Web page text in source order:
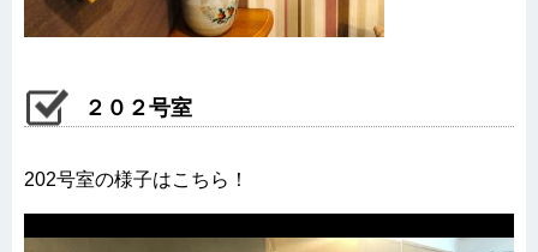
２０２号室
202号室の様子はこちら！